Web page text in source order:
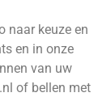
naar keuze en
en in onze
van uw
of bellen met